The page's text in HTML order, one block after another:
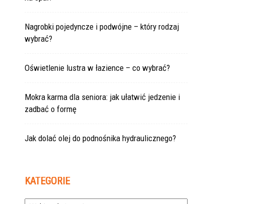
Nagrobki pojedyncze i podwójne – który rodzaj
wybrać?
Oświetlenie lustra w łazience – co wybrać?
Mokra karma dla seniora: jak ułatwić jedzenie i
zadbać o formę
Jak dolać olej do podnośnika hydraulicznego?
KATEGORIE
Kategorie